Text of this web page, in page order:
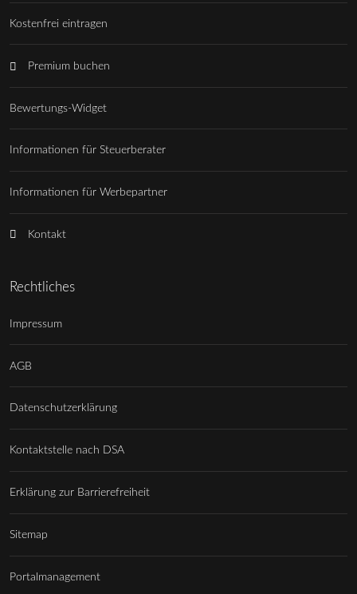
Kostenfrei eintragen
Premium buchen
Bewertungs-Widget
Informationen für Steuerberater
Informationen für Werbepartner
Kontakt
Rechtliches
Impressum
AGB
Datenschutzerklärung
Kontaktstelle nach DSA
Erklärung zur Barrierefreiheit
Sitemap
Portalmanagement